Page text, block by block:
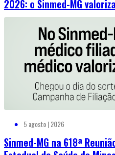
2026: o Sinmed-MG
5 agosto | 2026
Sinmed-MG na 618ª